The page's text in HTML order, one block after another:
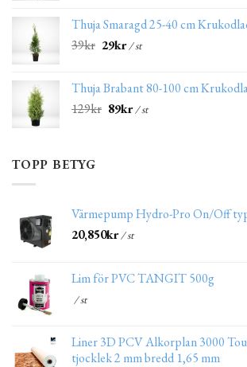
Thuja Smaragd 25-40 cm
39kr 29kr/ st
Thuja Brabant 80-100 cm
129kr 89kr/ st
TOPP BETYG
Värmepump Hydro-Pro On/Off
20,850kr/ st
Lim för PVC TANGIT 500g
/ st
Liner 3D PCV Alkorplan 3000
tjocklek 2 mm bredd 1,65 mm